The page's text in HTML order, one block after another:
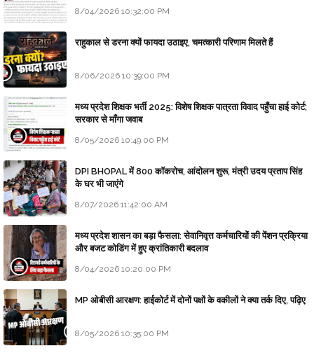
8/04/2026 10:32:00 PM
राहुकाल से डरना क्यों फायदा उठाइए, चमत्कारी परिणाम मिलते हैं
8/06/2026 10:39:00 PM
मध्य प्रदेश शिक्षक भर्ती 2025: विशेष शिक्षक पात्रता विवाद पहुँचा हाई कोर्ट;
सरकार से माँगा जवाब
8/05/2026 10:49:00 PM
DPI BHOPAL में 800 कॉकरोच, आंदोलन शुरू, मंत्री उदय प्रताप सिंह
के घर भी जाएंगे
8/07/2026 11:42:00 AM
मध्य प्रदेश शासन का बड़ा फैसला: सेवानिवृत्त कर्मचारियों की पेंशन प्रक्रिया
और बजट कोडिंग में हुए क्रांतिकारी बदलाव
8/04/2026 10:20:00 PM
MP ओबीसी आरक्षण: हाईकोर्ट में दोनों पक्षों के वकीलों ने क्या तर्क दिए, पढ़िए
8/05/2026 10:35:00 PM